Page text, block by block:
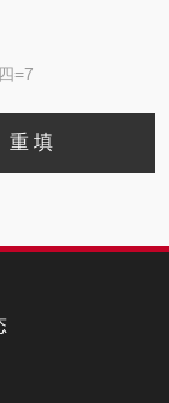
=7